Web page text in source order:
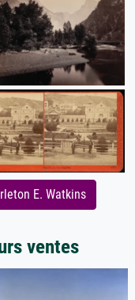
E. Watkins
ventes